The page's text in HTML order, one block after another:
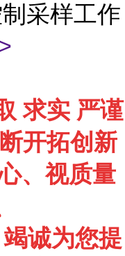
采样工作
求实 严谨
开拓创新
、视质量
诚为您提